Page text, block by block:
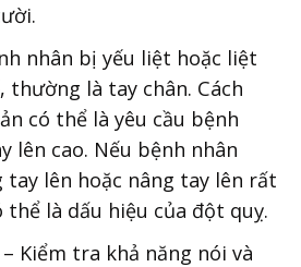
nhân bị yếu liệt hoặc liệt
thường là tay chân. Cách
có thể là yêu cầu bệnh
lên cao. Nếu bệnh nhân
tay lên hoặc nâng tay lên rất
thể là dấu hiệu của đột quỵ.
Kiểm tra khả năng nói và